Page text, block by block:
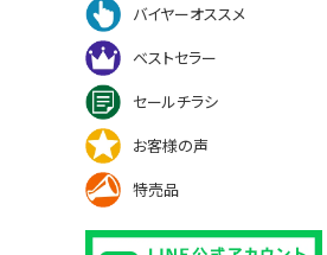
バイヤーオススメ
ベストセラー
セールチラシ
お客様の声
特売品